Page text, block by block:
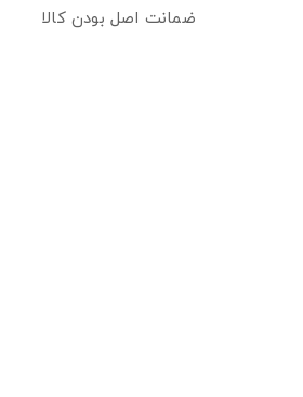
ضمانت اصل بودن کالا